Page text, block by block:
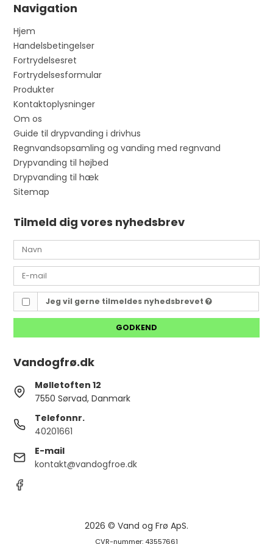
Navigation
Hjem
Handelsbetingelser
Fortrydelsesret
Fortrydelsesformular
Produkter
Kontaktoplysninger
Om os
Guide til drypvanding i drivhus
Regnvandsopsamling og vanding med regnvand
Drypvanding til højbed
Drypvanding til hæk
Sitemap
Tilmeld dig vores nyhedsbrev
Jeg vil gerne tilmeldes nyhedsbrevet
GODKEND
Vandogfrø.dk
Mølletoften 12
7550 Sørvad, Danmark
Telefonnr.
40201661
E-mail
kontakt@vandogfroe.dk
2026 © Vand og Frø ApS.
CVR-nummer: 43557661